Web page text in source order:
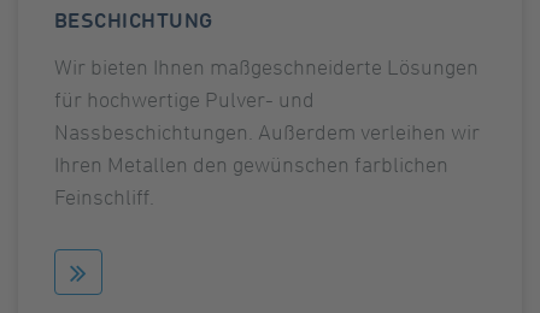
BESCHICHTUNG
Wir bieten Ihnen maßgeschneiderte Lösungen
für hochwertige Pulver- und
Nassbeschichtungen. Außerdem verleihen wir
Ihren Metallen den gewünschen farblichen
Feinschliff.